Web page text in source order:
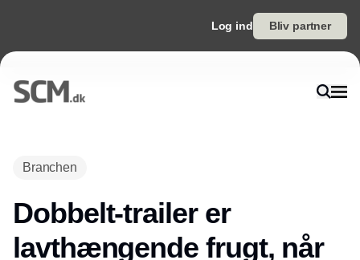
Log ind Bliv partner
Branchen
Dobbelt-trailer er
lavthængende frugt, når